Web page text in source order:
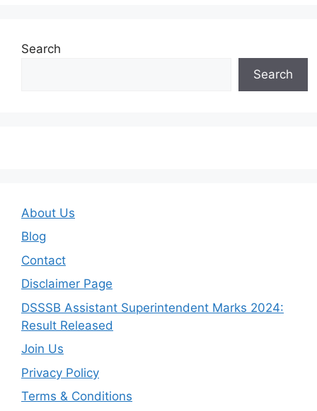
Search
Search
About Us
Blog
Contact
Disclaimer Page
DSSSB Assistant Superintendent Marks 2024:
Result Released
Join Us
Privacy Policy
Terms & Conditions